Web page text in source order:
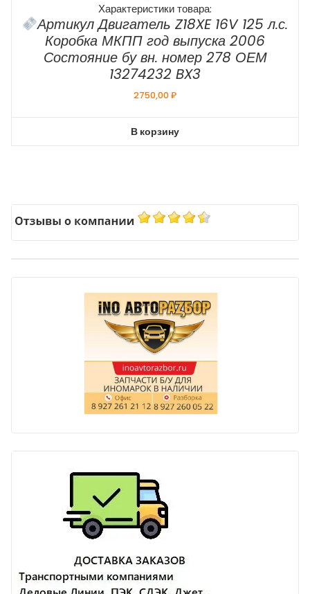
Характеристики товара:
Артикул Двигатель Z18XE 16V 125 л.с.
Коробка МКПП год выпуска 2006
Состояние бу вн. номер 278 ОЕМ
13274232 BX3
2750,00₽
В корзину